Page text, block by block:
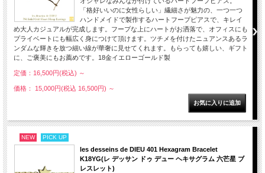
「格好いいのに女性らしい」繊細さが魅力の、一つ一つ
ハンドメイドで製作するハートフープピアスで、キレイ
め大人カジュアルが完成します。フープな上にハートがお洒落で、オフィスにも
プライベートにも幅広く身につけて頂けます。ツチメを付けたニュアンスあるラ
ンダムな輝きを放つ細い線が華奢に見せてくれます。もらっても嬉しい、ギフト
に、ご褒美にもお薦めです。18金イエローゴールド製
定価：16,500円(税込) ～
価格： 15,000円(税込 16,500円) ～
NEW PICK UP
les desseins de DIEU 401 Hexagram Bracelet
K18YG(レ デッサン ドゥ デュー ヘキサグラム 六芒星 ブ
レスレット)